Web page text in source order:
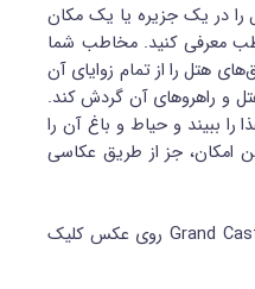
در یک جزیره‌ یا یک مکان
معرفی کنید. مخاطب شما
هتل را از تمام زوایای آن
و راهروهای آن گردش کند.
ببیند و حیاط و باغ آن را
امکان، جز از طریق عکاسی
برای مشاهده تور مجازی برج Grand Castle روی عکس کلیک